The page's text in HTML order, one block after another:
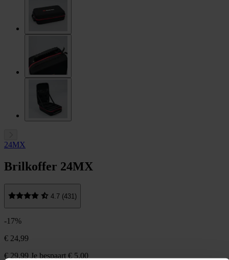
24MX
Brilkoffer 24MX
4.7 (431)
-17%
€ 24,99
€ 29,99 Je bespaart € 5,00